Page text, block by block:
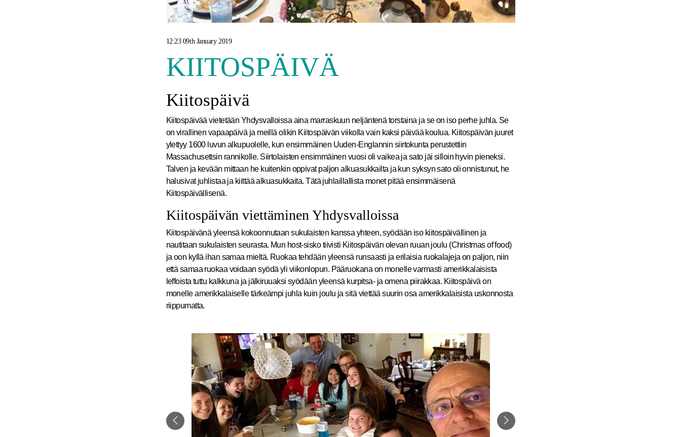
12:23 09th January 2019
KIITOSPÄIVÄ
Kiitospäivä
Kiitospäivää vietetään Yhdysvalloissa aina marraskuun neljäntenä torstaina ja se on iso perhe juhla. Se
on virallinen vapaapäivä ja meillä olikin Kiitospäivän viikolla vain kaksi päivää koulua. Kiitospäivän juuret
ylettyy 1600 luvun alkupuolelle, kun ensimmäinen Uuden-Englannin siirtokunta perustettiin
Massachusettsin rannikolle. Siirtolaisten ensimmäinen vuosi oli vaikea ja sato jäi silloin hyvin pieneksi.
Talven ja kevään mittaan he kuitenkin oppivat paljon alkuasukkailta ja kun syksyn sato oli onnistunut, he
halusivat juhlistaa ja kiittää alkuasukkaita. Tätä juhlaillallista monet pitää ensimmäisenä
Kiitospäivällisenä.
Kiitospäivän viettäminen Yhdysvalloissa
Kiitospäivänä yleensä kokoonnutaan sukulaisten kanssa yhteen, syödään iso kiitospäivällinen ja
nautitaan sukulaisten seurasta. Mun host-sisko tiivisti Kiitospäivän olevan ruuan joulu (Christmas of food)
ja oon kyllä ihan samaa mieltä. Ruokaa tehdään yleensä runsaasti ja erilaisia ruokalajeja on paljon, niin
että samaa ruokaa voidaan syödä yli viikonlopun. Pääruokana on monelle varmasti amerikkalaisista
leffoista tuttu kalkkuna ja jälkiruuaksi syödään yleensä kurpitsa- ja omena piirakkaa. Kiitospäivä on
monelle amerikkalaiselle tärkeämpi juhla kuin joulu ja sitä viettää suurin osa amerikkalaisista uskonnosta
riippumatta.